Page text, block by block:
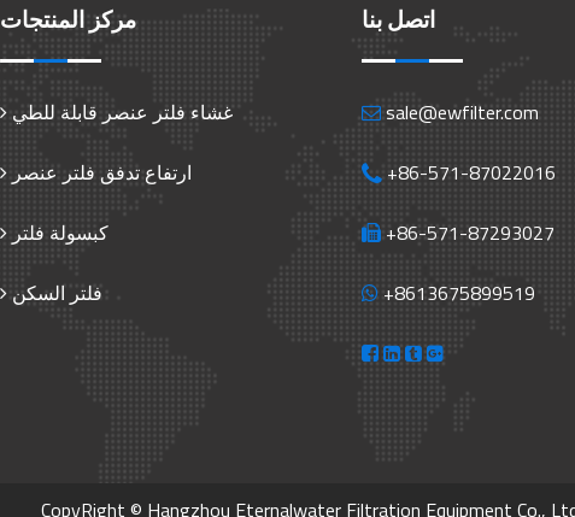
مركز المنتجات
غشاء فلتر عنصر قابلة للطي
ارتفاع تدفق فلتر عنصر
كبسولة فلتر
فلتر السكن
اتصل بنا
sale@ewfilter.com
+86-571-87022016
+86-571-87293027
+8613675899519
CopyRight © Hangzhou Eternalwater Filtration Equipment Co.,